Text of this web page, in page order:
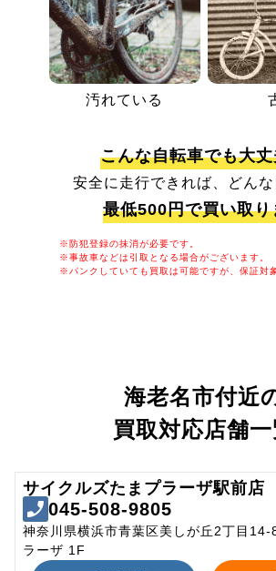
汚れている
こんな自転車でも大
安全に走行できれば、どんな
最低500円で買い取り
※防犯登録の抹消が必要です。
※事故車などは引取となる場合がございます。
※パンクしていても買取は可能ですが、保証対
海老名市付近
買取対応店舗
サイクルズたまプラーザ駅前店
045-508-9805
神奈川県横浜市青葉区美しが丘2丁目14-
ラーザ 1F